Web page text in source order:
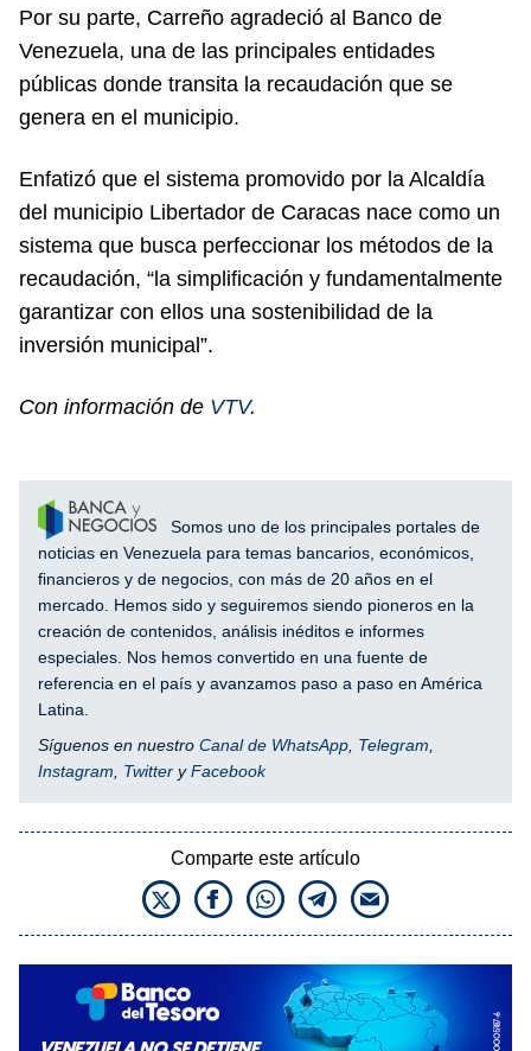
Por su parte, Carreño agradeció al Banco de
Venezuela, una de las principales entidades
públicas donde transita la recaudación que se
genera en el municipio.
Enfatizó que el sistema promovido por la Alcaldía
del municipio Libertador de Caracas nace como un
sistema que busca perfeccionar los métodos de la
recaudación, “la simplificación y fundamentalmente
garantizar con ellos una sostenibilidad de la
inversión municipal”.
Con información de VTV.
Somos uno de los principales portales de
noticias en Venezuela para temas bancarios, económicos,
financieros y de negocios, con más de 20 años en el
mercado. Hemos sido y seguiremos siendo pioneros en la
creación de contenidos, análisis inéditos e informes
especiales. Nos hemos convertido en una fuente de
referencia en el país y avanzamos paso a paso en América
Latina.
Síguenos en nuestro Canal de WhatsApp Telegram
Instagram
Twitter yFacebook
Comparte este artículo